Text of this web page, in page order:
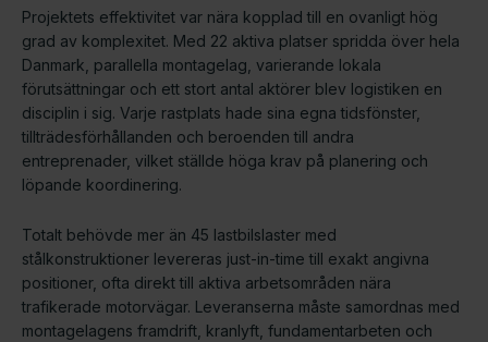
Projektets effektivitet var nära kopplad till en ovanligt hög
grad av komplexitet. Med 22 aktiva platser spridda över hela
Danmark, parallella montage­lag, varierande lokala
förutsättningar och ett stort antal aktörer blev logistiken en
disciplin i sig. Varje rastplats hade sina egna tidsfönster,
tillträdesförhållanden och beroenden till andra
entreprenader, vilket ställde höga krav på planering och
löpande koordinering.
Totalt behövde mer än 45 lastbilslaster med
stålkonstruktioner levereras just-in-time till exakt angivna
positioner, ofta direkt till aktiva arbetsområden nära
trafikerade motorvägar. Leveranserna måste samordnas med
montage­lagens framdrift, kranlyft, fundamentarbeten och